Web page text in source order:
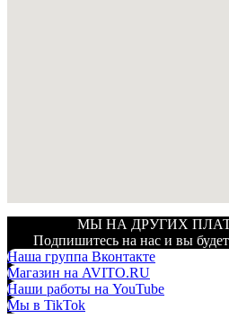
МЫ НА ДРУГИХ
Подпишитесь на нас и вы
Наша группа Вконтакте
Магазин на AVITO.RU
Наши работы на YouTube
Мы в TikTok